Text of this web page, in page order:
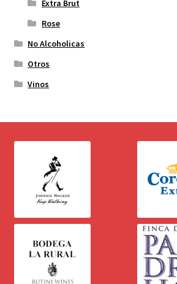
Extra Brut
Rose
No Alcoholicas
Otros
Vinos